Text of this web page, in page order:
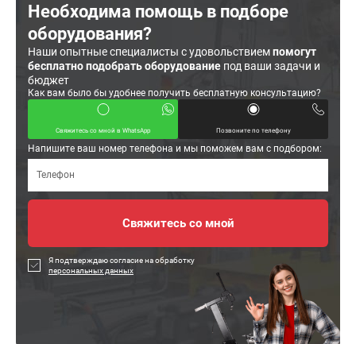
Необходима помощь в подборе
оборудования?
Наши опытные специалисты с удовольствиемпомогут
бесплатно подобрать оборудование под ваши задачи и
бюджет
Как вам было бы удобнее получить бесплатную консультацию?
Свяжитесь со мной в WhatsApp Позвоните по телефону
Напишите ваш номер телефона и мы поможем вам с подбором:
Я подтверждаю согласие на обработку
персональных данных